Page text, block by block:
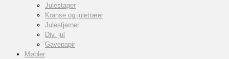
Julestager
Kranse og juletræer
Julestjerner
Div. jul
Gavepapir
Møbler